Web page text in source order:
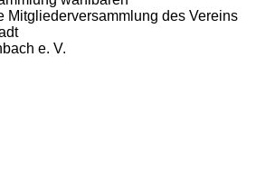
des Vereins
e. V.